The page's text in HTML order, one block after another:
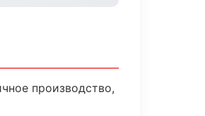
производство,